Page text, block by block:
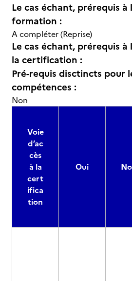
Le cas échant, prérequis à
formation :
A compléter (Reprise)
Le cas échant, prérequis
la certification :
Pré-requis disctincts pour
compétences :
Non
Voie
d’ac
cès
à la
cert
ifica
tion
Oui